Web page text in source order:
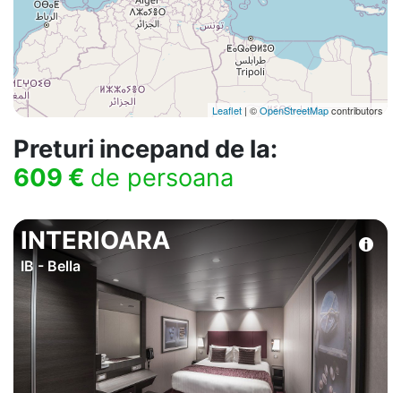
Leaflet | ©OpenStreetMapcontributors
Preturi incepand de la:
609 € de persoana
INTERIOARA
IB - Bella